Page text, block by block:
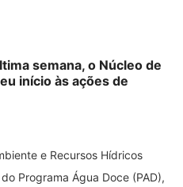
semana, o Núcleo de
início às ações de
e Recursos Hídricos
Programa Água Doce (PAD),